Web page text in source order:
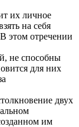
их личное
на себя
этом отречении
не способны
для них
двух
им